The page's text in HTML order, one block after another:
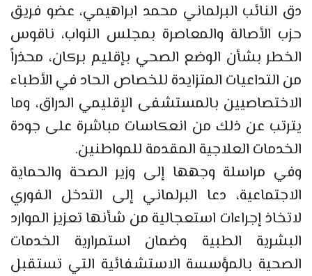
دق النائب البرلماني محمد ابراهيمي، عضو فريق
حزب الأصالة والمعاصرة بمجلس النواب، ناقوس
الخطر بشأن الوضع الصحي بإقليم بركان، محذراً
من التداعيات المتزايدة للخصاص الحاد في الأطباء
الاختصاصيين بالمستشفى الإقليمي الدراق، وما
يترتب عن ذلك من انعكاسات مباشرة على جودة
الخدمات العلاجية المقدمة للمواطنين.
وفي مراسلة وجهها إلى وزير الصحة والحماية
الاجتماعية، دعا البرلماني إلى التدخل الفوري
لاتخاذ إجراءات استعجالية من شأنها تعزيز الموارد
البشرية الطبية وضمان استمرارية الخدمات
الصحية بالمؤسسة الاستشفائية التي تستقبل